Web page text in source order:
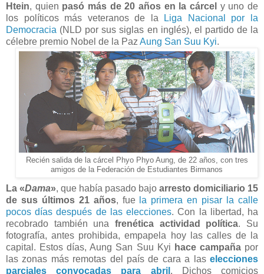
Htein, quien pasó más de 20 años en la cárcel y uno de
los políticos más veteranos de la
Liga Nacional por la
Democracia (NLD por sus siglas en inglés), el partido de la
célebre premio Nobel de la Paz Aung San Suu Kyi.
Recién salida de la cárcel Phyo Phyo Aung, de 22 años, con tres
amigos de la Federación de Estudiantes Birmanos
La «Dama», que había pasado bajo arresto domiciliario 15
de sus últimos 21 años, fue la primera en pisar la calle
pocos días después de las elecciones. Con la libertad, ha
recobrado también una frenética actividad política. Su
fotografía, antes prohibida, empapela hoy las calles de la
capital. Estos días, Aung San Suu Kyi hace campañapor
las zonas más remotas del país de cara a las elecciones
parciales convocadas para abril . Dichos comicios